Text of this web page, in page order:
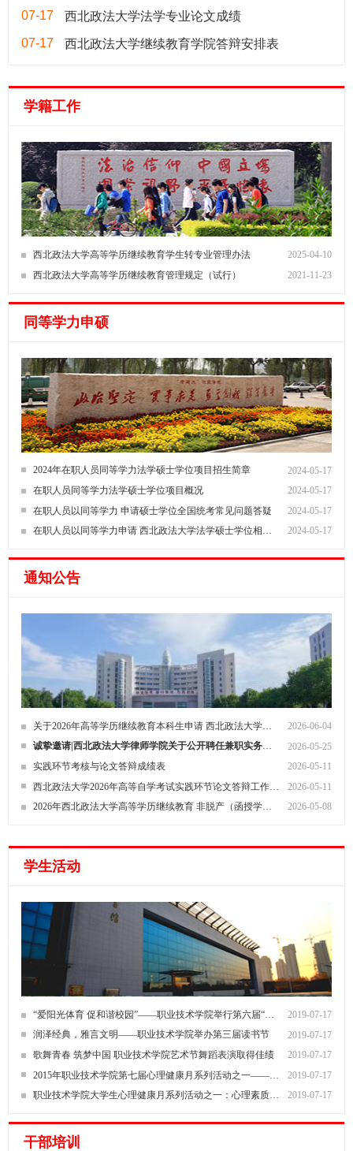
西北政法大学法学专业论文成绩
07-17
西北政法大学继续教育学院答辩安排表
07-17
学籍工作
西北政法大学高等学历继续教育学生转专业管理办法
2025-04-10
西北政法大学高等学历继续教育管理规定（试行）
2021-11-23
同等学力申硕
2024年在职人员同等学力法学硕士学位项目招生简章
2024-05-17
在职人员同等学力法学硕士学位项目概况
2024-05-17
在职人员以同等学力 申请硕士学位全国统考常见问题答疑
2024-05-17
在职人员以同等学力申请 西北政法大学法学硕士学位相关问题答疑
2024-05-17
通知公告
关于2026年高等学历继续教育本科生申请 西北政法大学学士学位的通知
2026-06-04
诚挚邀请|西北政法大学律师学院关于公开聘任兼职实务师资与特聘专家的通知
2026-05-25
实践环节考核与论文答辩成绩表
2026-05-11
2026-05-11
2026年西北政法大学高等学历继续教育 非脱产（函授学生）毕业生 申请学士学位考试报考通知
2026-05-08
学生活动
“爱阳光体育 促和谐校园”——职业技术学院举行第六届“迎新体育活动月”
2019-07-17
润泽经典，雅言文明——职业技术学院举办第三届读书节
2019-07-17
歌舞青春 筑梦中国 职业技术学院艺术节舞蹈表演取得佳绩
2019-07-17
2019-07-17
职业技术学院大学生心理健康月系列活动之一：心理素质拓展训练
2019-07-17
干部培训